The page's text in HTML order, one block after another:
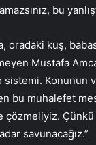
bu
oradaki kuş,
Mustafa
sistemi.
bu muhalefet
savunacağız.”